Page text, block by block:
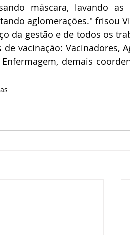
máscara, lavando
aglomerações." frisou
da gestão e de todos os
vacinação: Vacinadores,
demais